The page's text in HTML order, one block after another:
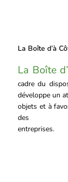
La Boîte d’à
La Boîte
cadre du
développe un
objets et à
des
entreprises.